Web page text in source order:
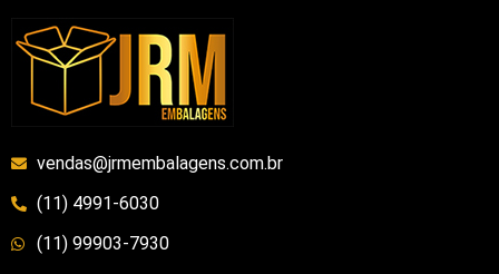
vendas@jrmembalagens.com.br
(11) 4991-6030
(11) 99903-7930